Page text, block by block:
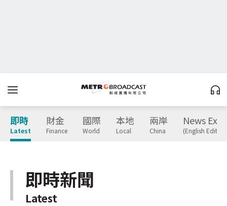
即時
Latest
財金
Finance
國際
World
本地
Local
兩岸
China
News
(English
即時新聞
Latest